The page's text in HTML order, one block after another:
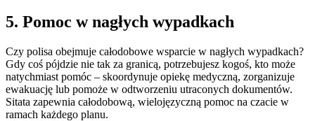
5. Pomoc w nagłych wypadkach
Czy polisa obejmuje całodobowe wsparcie w nagłych wypadkach?
Gdy coś pójdzie nie tak za granicą, potrzebujesz kogoś, kto może
natychmiast pomóc – skoordynuje opiekę medyczną, zorganizuje
ewakuację lub pomoże w odtworzeniu utraconych dokumentów.
Sitata zapewnia całodobową, wielojęzyczną pomoc na czacie w
ramach każdego planu.